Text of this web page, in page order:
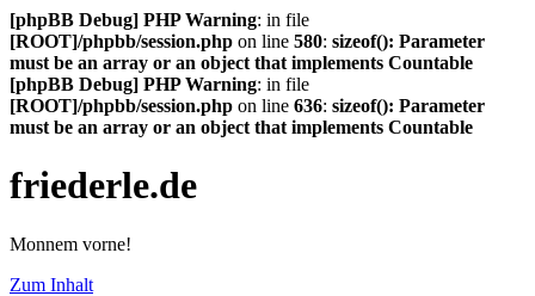
[phpBB Debug] PHP Warning: in file
[ROOT]/phpbb/session.php on line 580: sizeof(): Parameter
must be an array or an object that implements Countable
[phpBB Debug] PHP Warning: in file
[ROOT]/phpbb/session.php on line 636: sizeof(): Parameter
must be an array or an object that implements Countable
friederle.de
Monnem vorne!
Zum Inhalt